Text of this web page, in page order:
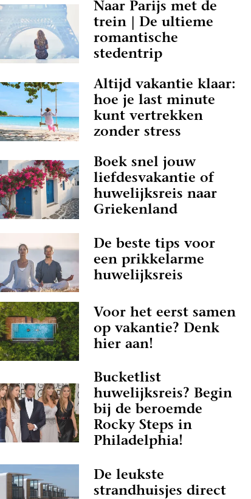
Naar Parijs met de
trein | De ultieme
romantische
stedentrip
Altijd vakantie klaar:
hoe je last minute
kunt vertrekken
zonder stress
Boek snel jouw
liefdesvakantie of
huwelijksreis naar
Griekenland
De beste tips voor
een prikkelarme
huwelijksreis
Voor het eerst samen
op vakantie? Denk
hier aan!
Bucketlist
huwelijksreis? Begin
bij de beroemde
Rocky Steps in
Philadelphia!
De leukste
strandhuisjes direct